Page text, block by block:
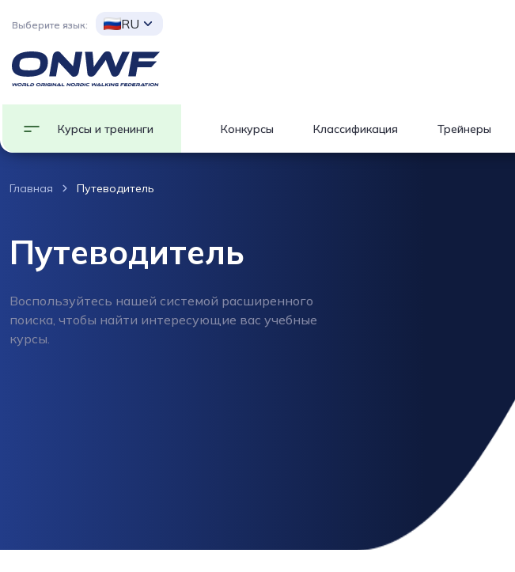
Выберите язык: RU
Курсы и тренинги Конкурсы Классификация Трейнеры
Главная Путеводитель
Путеводитель
Воспользуйтесь нашей системой расширенного
поиска, чтобы найти интересующие вас учебные
курсы.